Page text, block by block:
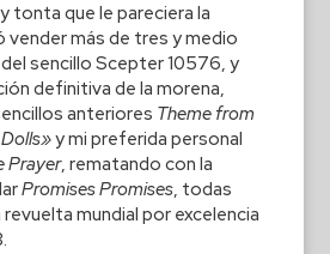
tonta que le pareciera la
vender más de tres y medio
sencillo Scepter 10576, y
definitiva de la morena,
anteriores Theme from
y mi preferida personal
Prayer, rematando con la
Promises Promises, todas
revuelta mundial por excelencia